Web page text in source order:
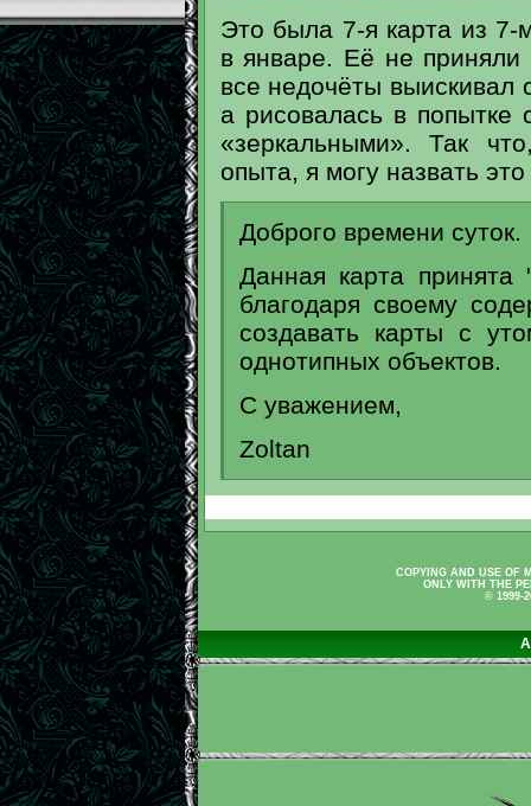
Это была 7-я карта из
в январе. Её не приняли
все недочёты выискивал
а рисовалась в попытке
«зеркальными». Так
опыта, я могу назвать
Доброго времени суток.
Данная карта
благодаря своему
создавать карты с
однотипных объектов.
С уважением,
Zoltan
COPYING AND USE OF
ONLY WITH THE
© 1999-